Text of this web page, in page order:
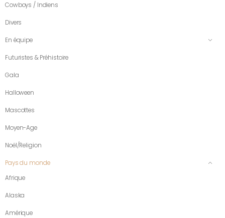
Cowboys / Indiens
Divers
En équipe
Futuristes & Préhistoire
Gala
Halloween
Mascottes
Moyen-Age
Noël/Religion
Pays du monde
Afrique
Alaska
Amérique